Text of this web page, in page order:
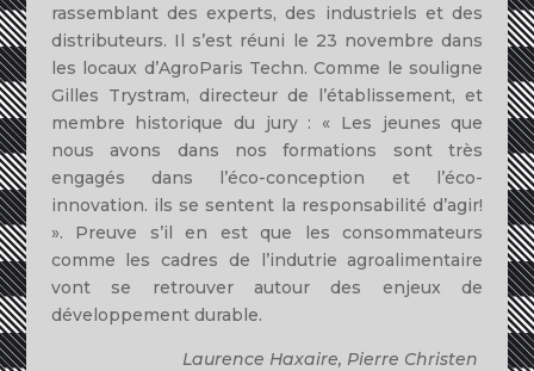
rassemblant des experts, des industriels et des
distributeurs. Il s’est réuni le 23 novembre dans
les locaux d’AgroParis Techn. Comme le souligne
Gilles Trystram, directeur de l’établissement, et
membre historique du jury : « Les jeunes que
nous avons dans nos formations sont très
engagés dans l’éco-conception et l’éco-
innovation. ils se sentent la responsabilité d’agir!
». Preuve s’il en est que les consommateurs
comme les cadres de l’indutrie agroalimentaire
vont se retrouver autour des enjeux de
développement durable.
Laurence Haxaire, Pierre Christen